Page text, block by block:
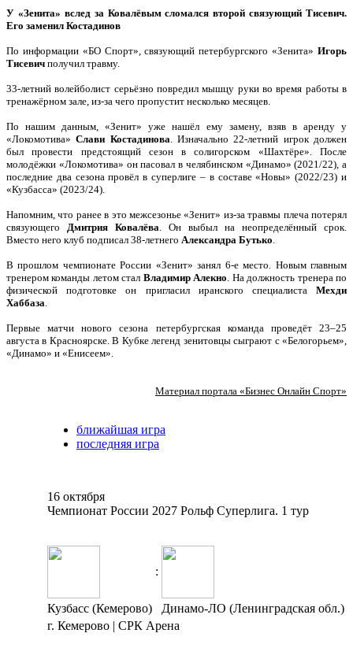
У «Зенита» вслед за Ковалёвым сломался второй связующий Тисевич.
Его заменил Костадинов
По информации «БО Спорт», связующий петербургского «Зенита» Игорь
Тисевич получил травму.
33-летний волейболист серьёзно повредил мышцу руки во время работы в
тренажёрном зале, из-за чего пропустит несколько месяцев.
По нашим данным, «Зенит» уже нашёл ему замену, взяв в аренду у
«Локомотива»Слави Костадинова. Изначально 22-летний игрок должен
был провести предстоящий сезон в солигорском «Шахтёре». После
молодёжки «Локомотива» он пасовал в челябинском «Динамо» (2021/22), а
последние два сезона провёл в суперлиге – в составе «Новы» (2022/23) и
«Кузбасса» (2023/24).
Напомним, что ранее в это межсезонье «Зенит» из-за травмы плеча потерял
связующего Дмитрия Ковалёва. Он выбыл на неопределённый срок.
Вместо него клуб подписал 38-летнего Александра Бутько.
В прошлом чемпионате России «Зенит» занял 6-е место. Новым главным
тренером команды летом стал Владимир Алекно. На должность тренера по
физической подготовке он пригласил иранского специалиста Мехди
Хаббаза.
Первые матчи нового сезона петербургская команда проведёт 23–25
августа в Красноярске. В Кубке легенд зенитовцы сыграют с «Белогорьем»,
«Динамо» и «Енисеем».
Материал портала «Бизнес Онлайн Спорт»
ближайшая игра
последняя игра
16 октября
Чемпионат России 2027 Рольф Суперлига. 1 тур
:
Кузбасс (Кемерово)
Динамо-ЛО (Ленинградская обл.)
г. Кемерово | СРК Арена